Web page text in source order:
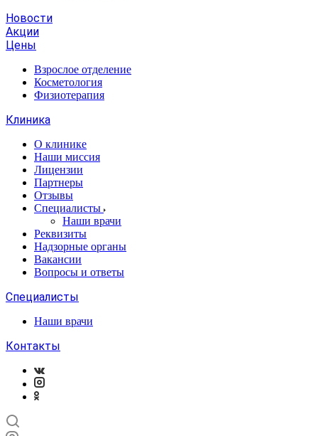
Новости
Акции
Цены
Взрослое отделение
Косметология
Физиотерапия
Клиника
О клинике
Наши миссия
Лицензии
Партнеры
Отзывы
Специалисты
Наши врачи
Реквизиты
Надзорные органы
Вакансии
Вопросы и ответы
Специалисты
Наши врачи
Контакты